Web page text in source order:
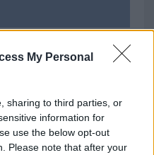
My Personal
sharing to third parties, or
information for
use the below opt-out
Please note that after your